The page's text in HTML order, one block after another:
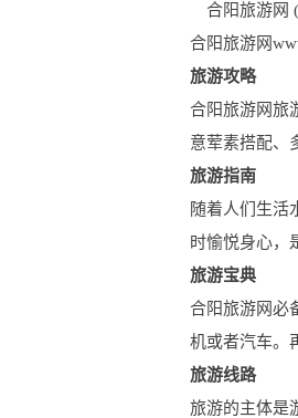
合阳旅游网
合阳旅游网
旅游攻略
合阳旅游网旅
意荤素搭配、
旅游指南
随着人们生活
时愉悦身心，
旅游宝典
合阳旅游网必
机或者汽车。
旅游线路
旅游的主体是